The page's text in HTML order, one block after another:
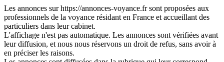
Les annonces sur https://annonces-voyance.fr sont proposées aux
professionnels de la voyance résidant en France et accueillant des
particuliers dans leur cabinet.
L'affichage n'est pas automatique. Les annonces sont vérifiées avant
leur diffusion, et nous nous réservons un droit de refus, sans avoir à
en préciser les raisons.